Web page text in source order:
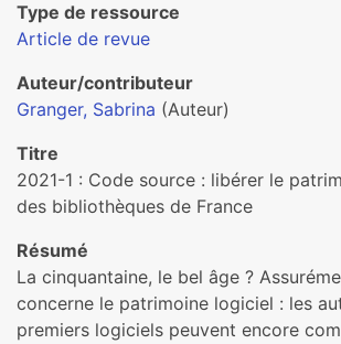
Type de ressource
Article de revue
Auteur/contributeur
Granger, Sabrina (Auteur)
Titre
2021-1 : Code source : libérer le
des bibliothèques de France
Résumé
La cinquantaine, le bel âge ?
concerne le patrimoine logiciel : les
premiers logiciels peuvent encore